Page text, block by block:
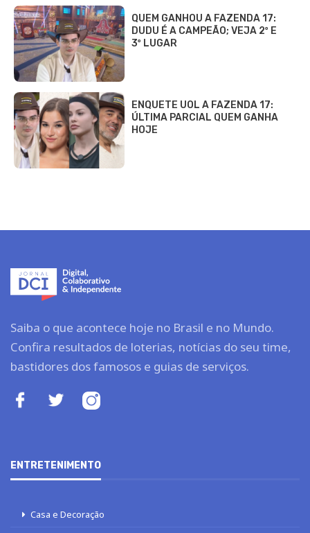
QUEM GANHOU A FAZENDA 17:
DUDU É A CAMPEÃO; VEJA 2º E
3º LUGAR
ENQUETE UOL A FAZENDA 17:
ÚLTIMA PARCIAL QUEM GANHA
HOJE
Saiba o que acontece hoje no Brasil e no Mundo.
Confira resultados de loterias, notícias do seu time,
bastidores dos famosos e guias de serviços.
ENTRETENIMENTO
Casa e Decoração